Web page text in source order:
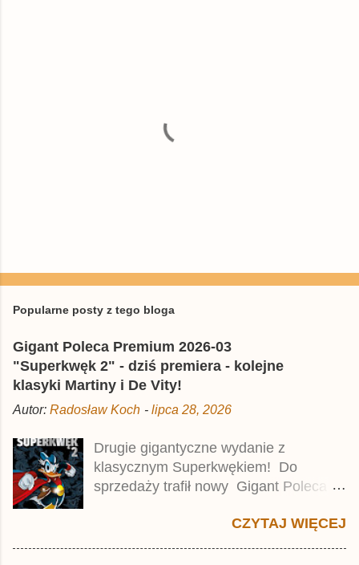
e
i
j
o
m
e
t
a
r
z
Popularne posty z tego bloga
Gigant Poleca Premium 2026-03
"Superkwęk 2" - dziś premiera - kolejne
klasyki Martiny i De Vity!
Autor: Radosław Koch - lipca 28, 2026
Drugie gigantyczne wydanie z
klasycznym Superkwękiem! Do
sprzedaży trafił nowy Gigant Poleca
Jest to kolejny 624-stronicowy tom z
CZYTAJ WIĘCEJ